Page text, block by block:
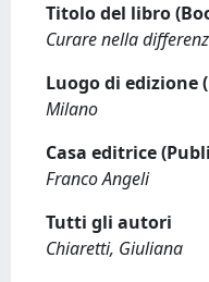
Titolo del libro
Curare nella
Luogo di edizione
Milano
Casa editrice
Franco Angeli
Tutti gli autori
Chiaretti, Giuliana